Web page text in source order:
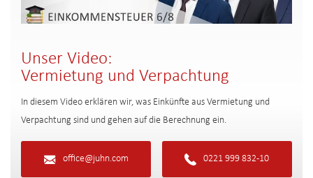
Unser Video:
Vermietung und Verpachtung
In diesem Video erklären wir, was Einkünfte aus Vermietung und
Verpachtung sind und gehen auf die Berechnung ein.
office@juhn.com 0221 999 832-10